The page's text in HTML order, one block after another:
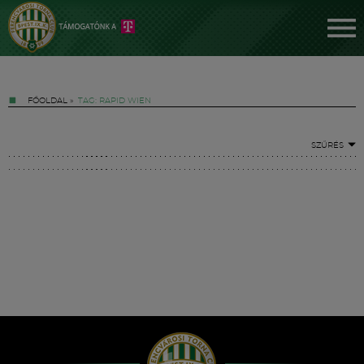
FŐOLDAL » TAG: RAPID WIEN
SZŰRÉS
Hírek